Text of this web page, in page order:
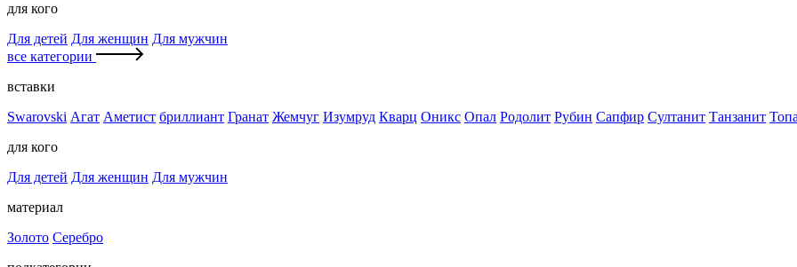
для кого
Для детей Для женщин Для мужчин
все категории
вставки
Swarovski Агат Аметист бриллиант Гранат Жемчуг Изумруд Кварц Оникс Опал Родолит Рубин Сапфир Султанит Танзанит
для кого
Для детей Для женщин Для мужчин
материал
Золото Серебро